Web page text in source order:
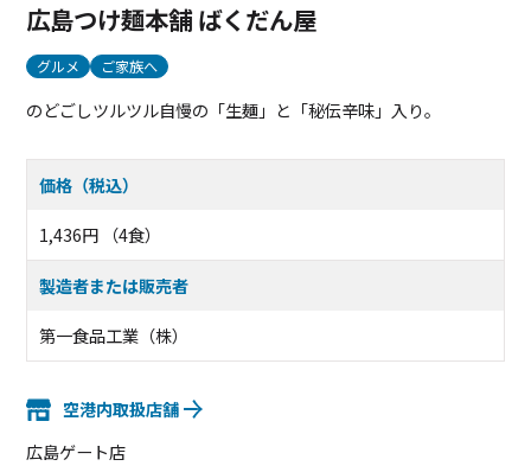
広島つけ麺本舗 ばくだん屋
グルメ ご家族へ
のどごしツルツル自慢の「生麺」と「秘伝辛味」入り。
価格（税込）
1,436円 （4食）
製造者または販売者
第一食品工業（株）
空港内取扱店舗
広島ゲート店